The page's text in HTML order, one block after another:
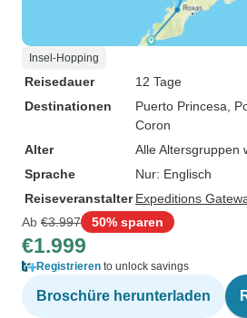
Insel-Hopping
Reisedauer
12 Tage
Destinationen
Puerto Princesa ,
Coron
Alter
Alle Altersgruppen
Sprache
Nur: Englisch
Reiseveranstalter Expeditions
Ab €3.997 50% sparen
€1.999
Registrieren to unlock savings
Broschüre herunterladen